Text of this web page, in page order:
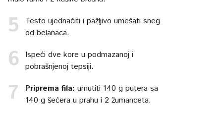
Testo ujednačiti i pažljivo umešati sneg
od belanaca.
Ispeći dve kore u podmazanoj i
pobrašnjenoj tepsiji.
Priprema fila:umutiti 140 g putera sa
140 g šećera u prahu i 2 žumanceta.